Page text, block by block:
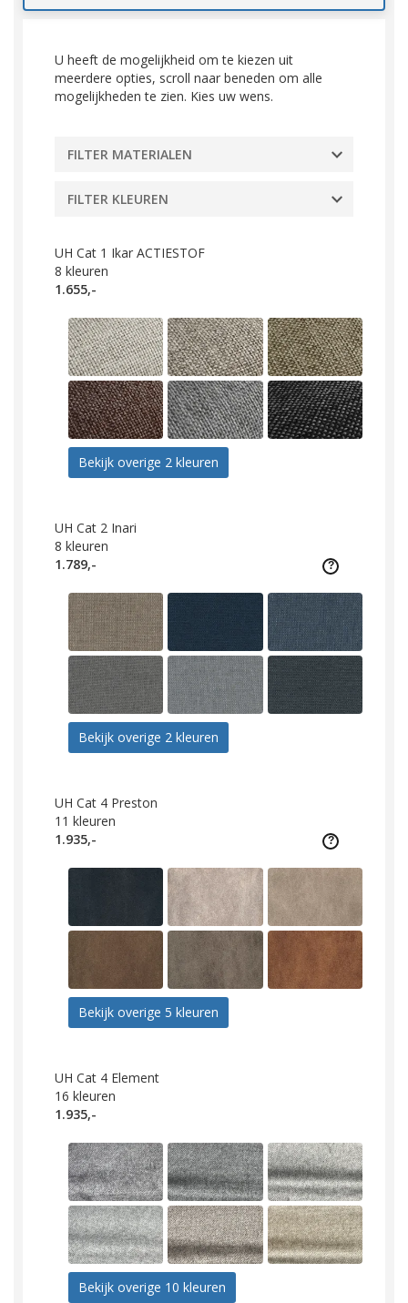
U heeft de mogelijkheid om te kiezen uit
meerdere opties, scroll naar beneden om alle
mogelijkheden te zien. Kies uw wens.
FILTER MATERIALEN
FILTER KLEUREN
UH Cat 1 Ikar ACTIESTOF
8 kleuren
1.655,-
Bekijk overige 2 kleuren
UH Cat 2 Inari
8 kleuren
1.789,-
Bekijk overige 2 kleuren
UH Cat 4 Preston
11 kleuren
1.935,-
Bekijk overige 5 kleuren
UH Cat 4 Element
16 kleuren
1.935,-
Bekijk overige 10 kleuren